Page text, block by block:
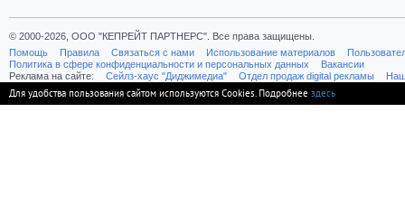
© 2000-2026, ООО "КЕПРЕЙТ ПАРТНЕРС". Все права защищены.
Помощь
Правила Связаться с нами Использование материалов
Политика в сфере конфиденциальности и персональных данных
Вакансии
Реклама на сайте:
Cейлз-хаус "Диджимедиа" Отдел продаж digital рекламы
Для удобства пользования сайтом используются Cookies. Подробнее здесь